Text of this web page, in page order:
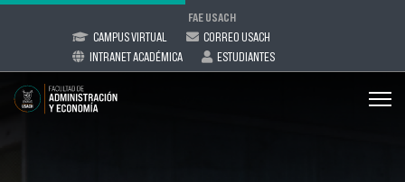
FAE USACH
CAMPUS VIRTUAL
CORREO USACH
INTRANET ACADÉMICA
ESTUDIANTES